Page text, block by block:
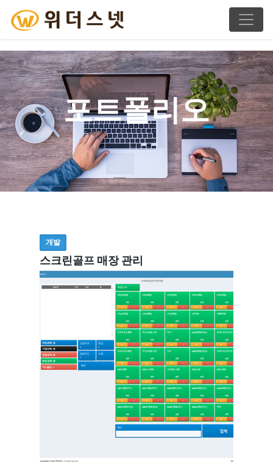
포트폴리오
개발
스크린골프 매장 관리